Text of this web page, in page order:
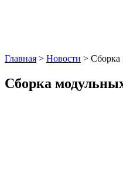
Главная > Новости > Сборка
Сборка